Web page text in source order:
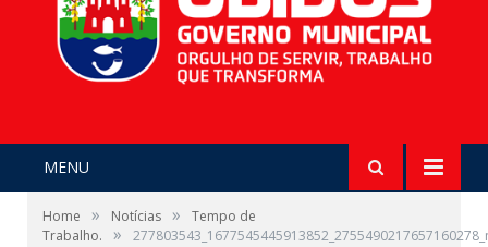
MENU
Home » Notícias »
Tempo de
Trabalho.
»